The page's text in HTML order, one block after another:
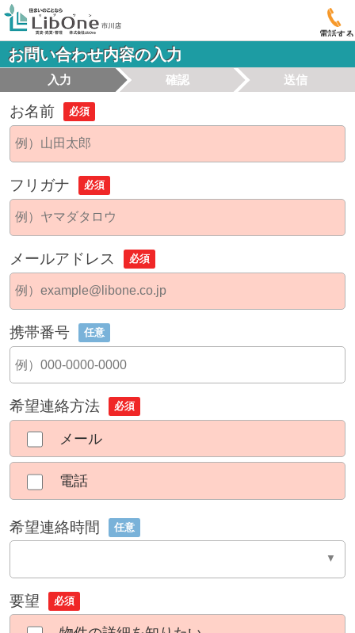
電話する
お問い合わせ内容の入力
入力 確認 送信
お名前 必須
フリガナ 必須
メールアドレス 必須
携帯番号 任意
希望連絡方法 必須
メール
電話
希望連絡時間 任意
要望 必須